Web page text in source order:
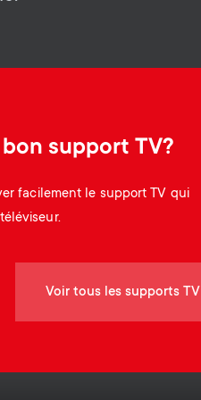
n
a
r
y
p
r
Supports pour
n
a
y
s
u
support TV?
facilement le support TV qui
Voir tous les supports TV